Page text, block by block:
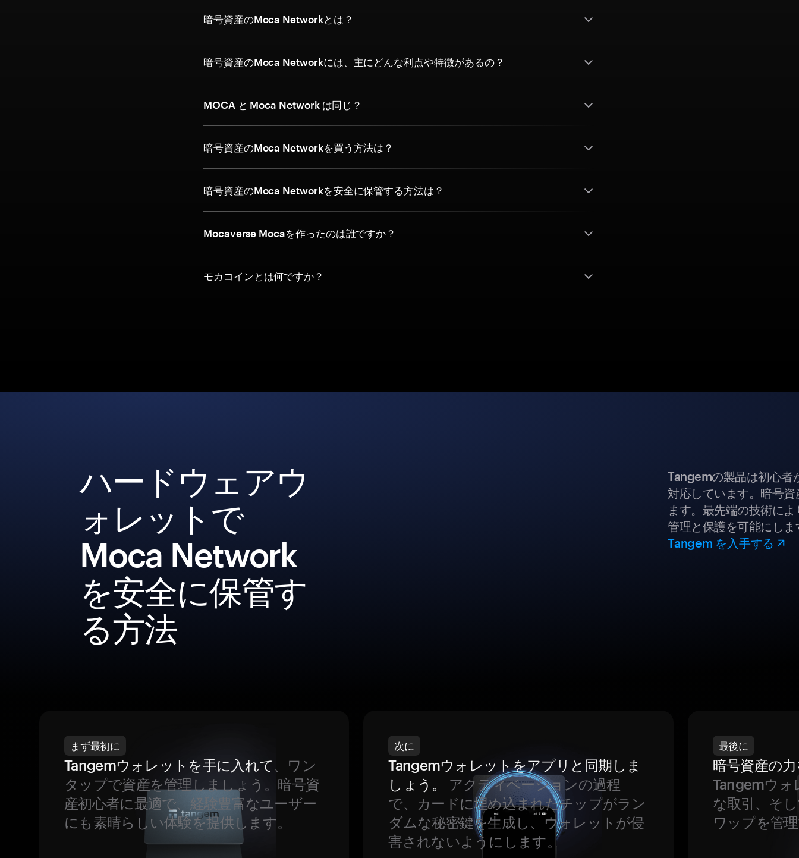
暗号資産のMoca Networkとは？
暗号資産のMoca Networkには、主にどんな利点や特徴があるの？
MOCA と Moca Network は同じ？
暗号資産のMoca Networkを買う方法は？
暗号資産のMoca Networkを安全に保管する方法は？
Mocaverse Mocaを作ったのは誰ですか？
モカコインとは何ですか？
ハードウェアウ
ォレットで
Moca Network
を安全に保管す
る方法
Tangemの製品は初心者
対応しています。暗号
ます。最先端の技術に
管理と保護を可能にしま
Tangem を入手する
まず最初に
Tangemウォレットを手に入れて、ワン
タップで資産を管理しましょう。暗号資
産初心者に最適で、経験豊富なユーザー
にも素晴らしい体験を提供します。
次に
Tangemウォレットをアプリと同期しま
しょう。
アクティベーションの過程
で、カードに埋め込まれたチップがラン
ダムな秘密鍵を生成し、ウォレットが侵
害されないようにします。
最後に
暗号資産の
Tangemウォ
な取引、そ
ワップを管